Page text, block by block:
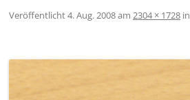
Veröffentlicht4. Aug. 2008am 2304 × 1728 in